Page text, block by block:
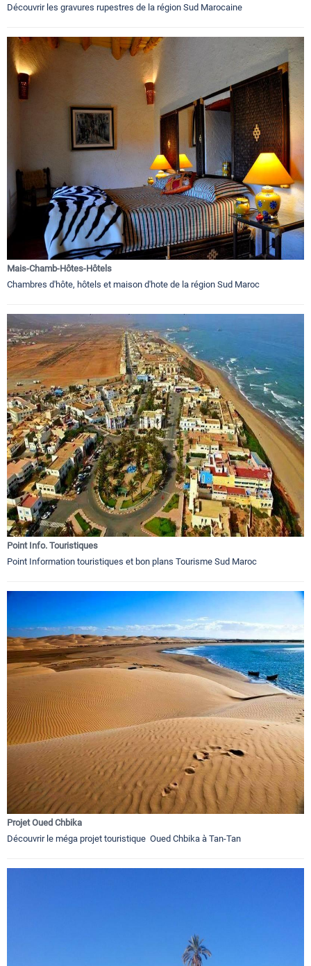
Découvrir les gravures rupestres de la région Sud Marocaine
Mais-Chamb-Hôtes-Hôtels
Chambres d'hôte, hôtels et maison d'hote de la région Sud Maroc
Point Info. Touristiques
Point Information touristiques et bon plans Tourisme Sud Maroc
Projet Oued Chbika
Découvrir le méga projet touristique Oued Chbika à Tan-Tan